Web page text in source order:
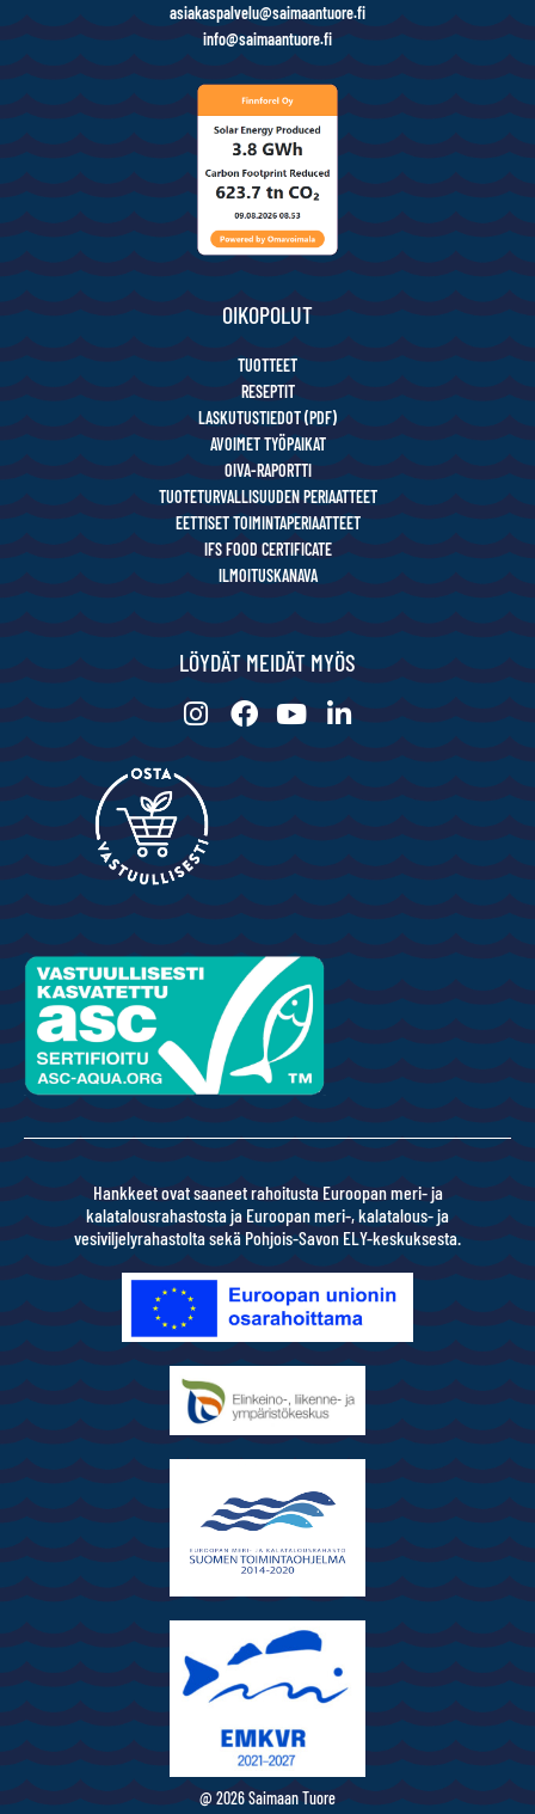
asiakaspalvelu@saimaantuore.fi
info@saimaantuore.fi
OIKOPOLUT
TUOTTEET
RESEPTIT
LASKUTUSTIEDOT (PDF)
AVOIMET TYÖPAIKAT
OIVA-RAPORTTI
TUOTETURVALLISUUDEN PERIAATTEET
EETTISET TOIMINTAPERIAATTEET
IFS FOOD CERTIFICATE
ILMOITUSKANAVA
LÖYDÄT MEIDÄT MYÖS
Hankkeet ovat saaneet rahoitusta Euroopan meri- ja
kalatalousrahastosta ja Euroopan meri-, kalatalous- ja
vesiviljelyrahastolta sekä Pohjois-Savon ELY-keskuksesta.
@ 2026 Saimaan Tuore